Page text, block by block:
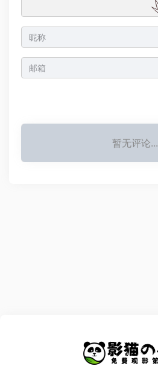
暂无评论...